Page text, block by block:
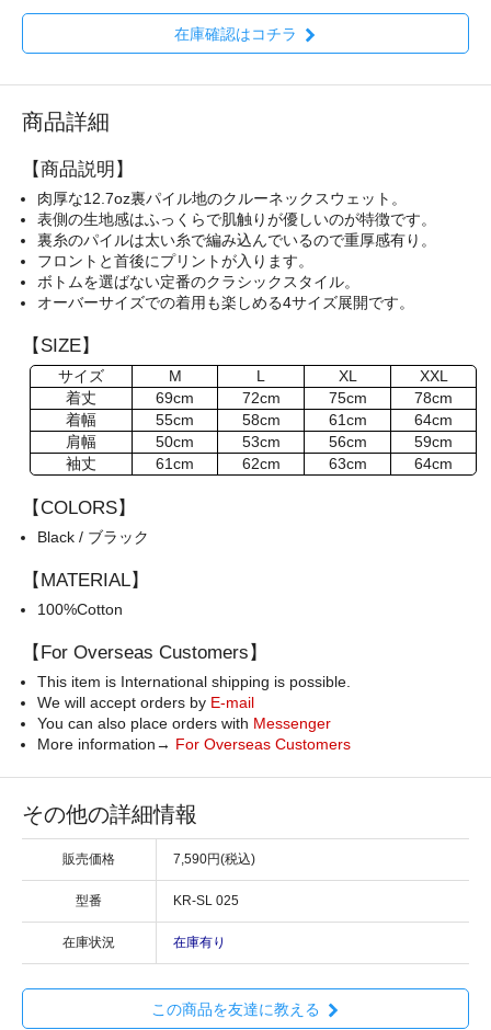
在庫確認はコチラ
商品詳細
【商品説明】
肉厚な12.7oz裏パイル地のクルーネックスウェット。
表側の生地感はふっくらで肌触りが優しいのが特徴です。
裏糸のパイルは太い糸で編み込んでいるので重厚感有り。
フロントと首後にプリントが入ります。
ボトムを選ばない定番のクラシックスタイル。
オーバーサイズでの着用も楽しめる4サイズ展開です。
【SIZE】
サイズ M L XL
XXL
着丈
69cm 72cm 75cm
78cm
着幅
55cm 58cm 61cm
64cm
肩幅
50cm 53cm 56cm
59cm
袖丈
61cm 62cm 63cm 64cm
【COLORS】
Black / ブラック
【MATERIAL】
100%Cotton
【For Overseas Customers】
This item is International shipping is possible.
We will accept orders by E-mail
You can also place orders with Messenger
More information→ For Overseas Customers
その他の詳細情報
販売価格 7,590円(税込)
型番 KR-SL 025
在庫状況 在庫有り
この商品を友達に教える